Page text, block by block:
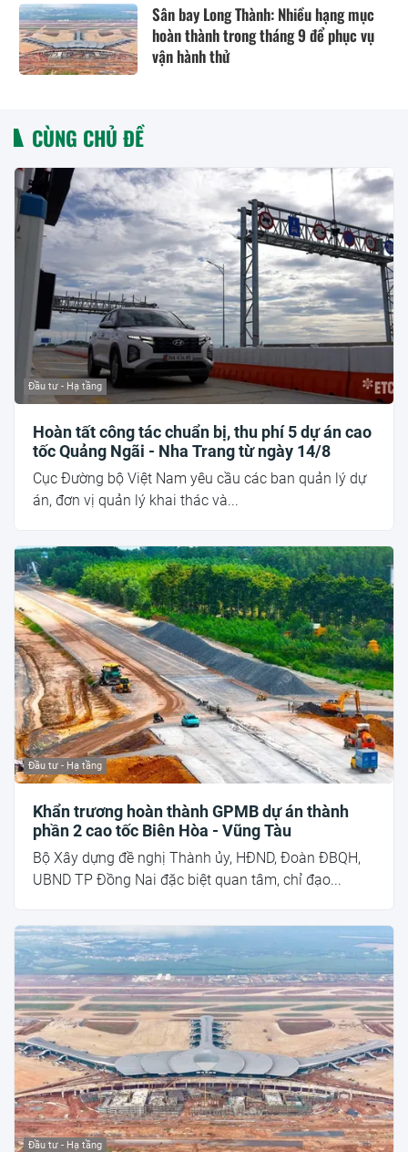
Sân bay Long Thành: Nhiều hạng mục
hoàn thành trong tháng 9 để phục vụ
vận hành thử
CÙNG CHỦ ĐỀ
Đầu tư - Hạ tầng
Hoàn tất công tác chuẩn bị, thu phí 5 dự án cao
tốc Quảng Ngãi - Nha Trang từ ngày 14/8
Cục Đường bộ Việt Nam yêu cầu các ban quản lý dự
án, đơn vị quản lý khai thác và...
Đầu tư - Hạ tầng
Khẩn trương hoàn thành GPMB dự án thành
phần 2 cao tốc Biên Hòa - Vũng Tàu
Bộ Xây dựng đề nghị Thành ủy, HĐND, Đoàn ĐBQH,
UBND TP Đồng Nai đặc biệt quan tâm, chỉ đạo...
Đầu tư - Hạ tầng